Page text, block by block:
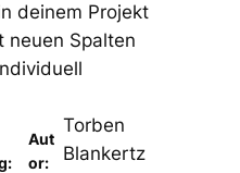
deinem Projekt
neuen Spalten
Aut
or:
Torben
Blankertz